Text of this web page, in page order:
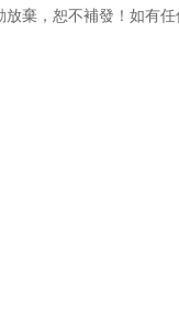
棄，恕不補發！如有任